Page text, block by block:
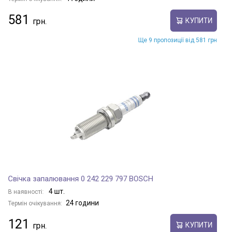
581 КУПИТИ
Ще 9 пропозиції від 581 грн
Свічка запалювання 0 242 229 797 BOSCH
В наявності: 4 шт.
Термін очікування: 24 години
121 КУПИТИ